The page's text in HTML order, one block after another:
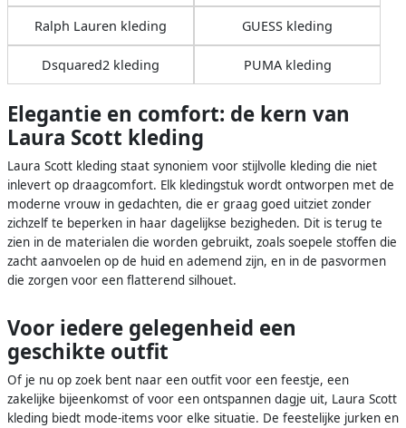
Ralph Lauren kleding GUESS kleding
Dsquared2 kleding PUMA kleding
Elegantie en comfort: de kern van
Laura Scott kleding
Laura Scott kleding staat synoniem voor stijlvolle kleding die niet
inlevert op draagcomfort. Elk kledingstuk wordt ontworpen met de
moderne vrouw in gedachten, die er graag goed uitziet zonder
zichzelf te beperken in haar dagelijkse bezigheden. Dit is terug te
zien in de materialen die worden gebruikt, zoals soepele stoffen die
zacht aanvoelen op de huid en ademend zijn, en in de pasvormen
die zorgen voor een flatterend silhouet.
Voor iedere gelegenheid een
geschikte outfit
Of je nu op zoek bent naar een outfit voor een feestje, een
zakelijke bijeenkomst of voor een ontspannen dagje uit, Laura Scott
kleding biedt mode-items voor elke situatie. De feestelijke jurken en